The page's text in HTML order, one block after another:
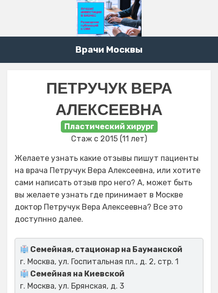
Врачи Москвы
ПЕТРУЧУК ВЕРА
АЛЕКСЕЕВНА
Пластический хирург
Стаж с 2015 (11 лет)
Желаете узнать какие отзывы пишут пациенты
на врача Петручук Вера Алексеевна, или хотите
сами написать отзыв про него? А, может быть
вы желаете узнать где принимает в Москве
доктор Петручук Вера Алексеевна? Все это
доступнно далее.
Семейная, стационар на Бауманской
г. Москва, ул. Госпитальная пл., д. 2, стр. 1
Семейная на Киевской
г. Москва, ул. Брянская, д. 3